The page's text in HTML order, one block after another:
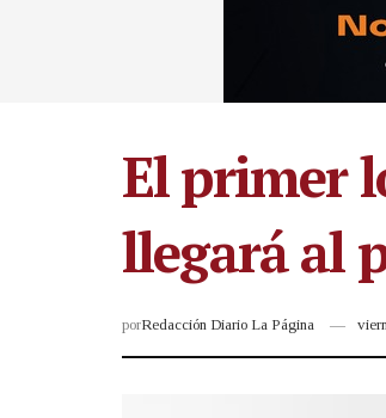
El primer
llegará al
porRedacción Diario La Página